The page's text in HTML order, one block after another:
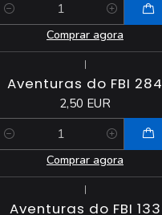
Comprar agora
|
Aventuras do FBI 284
2,50 EUR
Comprar agora
|
Aventuras do FBI 133